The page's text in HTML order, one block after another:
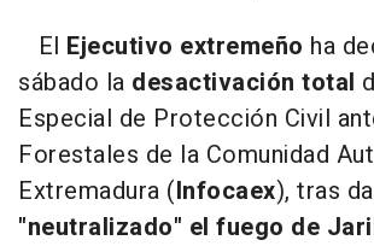
El Ejecutivo extremeño ha
sábado la desactivación total
Especial de Protección Civil
Forestales de la Comunidad
Extremadura (Infocaex), tras
"neutralizado" el fuego de